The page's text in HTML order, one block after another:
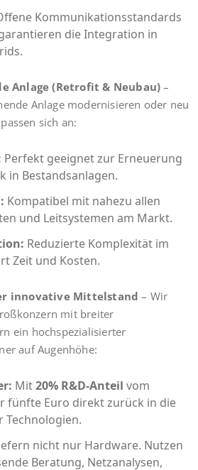
Kommunikationsstandards
die Integration in
Anlage (Retrofit & Neubau) –
Anlage modernisieren oder neu
sich an:
Perfekt geeignet zur Erneuerung
in Bestandsanlagen.
Kompatibel mit nahezu allen
und Leitsystemen am Markt.
Reduzierte Komplexität im
Zeit und Kosten.
innovative Mittelstand – Wir
mit breiter
ein hochspezialisierter
auf Augenhöhe:
Mit20% R&D-Anteil vom
fünfte Euro direkt zurück in die
Technologien.
nicht nur Hardware. Nutzen
Beratung, Netzanalysen,